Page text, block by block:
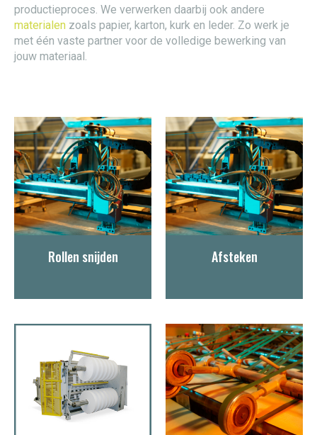
productieproces. We verwerken daarbij ook andere
materialen zoals papier, karton, kurk en leder. Zo werk je
met één vaste partner voor de volledige bewerking van
jouw materiaal.
Rollen snijden Afsteken